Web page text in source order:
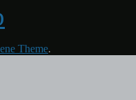
Theme.